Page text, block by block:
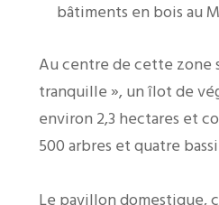
bâtiments en bois au
Au centre de cette zone
tranquille », un îlot de
environ 2,3 hectares et
500 arbres et quatre